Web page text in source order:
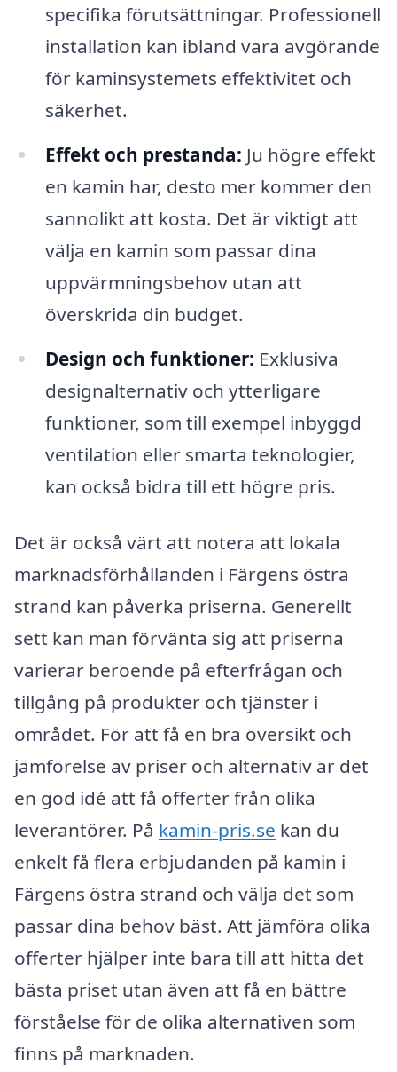
specifika förutsättningar. Professionell
installation kan ibland vara avgörande
för kaminsystemets effektivitet och
säkerhet.
Effekt och prestanda: Ju högre effekt
en kamin har, desto mer kommer den
sannolikt att kosta. Det är viktigt att
välja en kamin som passar dina
uppvärmningsbehov utan att
överskrida din budget.
Design och funktioner: Exklusiva
designalternativ och ytterligare
funktioner, som till exempel inbyggd
ventilation eller smarta teknologier,
kan också bidra till ett högre pris.
Det är också värt att notera att lokala
marknadsförhållanden i Färgens östra
strand kan påverka priserna. Generellt
sett kan man förvänta sig att priserna
varierar beroende på efterfrågan och
tillgång på produkter och tjänster i
området. För att få en bra översikt och
jämförelse av priser och alternativ är det
en god idé att få offerter från olika
leverantörer. På kamin-pris.se kan du
enkelt få flera erbjudanden på kamin i
Färgens östra strand och välja det som
passar dina behov bäst. Att jämföra olika
offerter hjälper inte bara till att hitta det
bästa priset utan även att få en bättre
förståelse för de olika alternativen som
finns på marknaden.